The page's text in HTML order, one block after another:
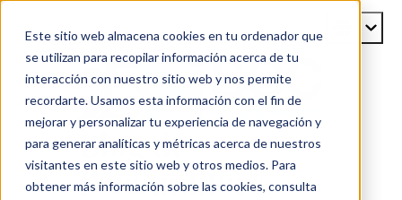
Este sitio web almacena cookies en tu ordenador que
se utilizan para recopilar información acerca de tu
interacción con nuestro sitio web y nos permite
recordarte. Usamos esta información con el fin de
mejorar y personalizar tu experiencia de navegación y
para generar analíticas y métricas acerca de nuestros
visitantes en este sitio web y otros medios. Para
obtener más información sobre las cookies, consulta
Blog de
ISecAuditors